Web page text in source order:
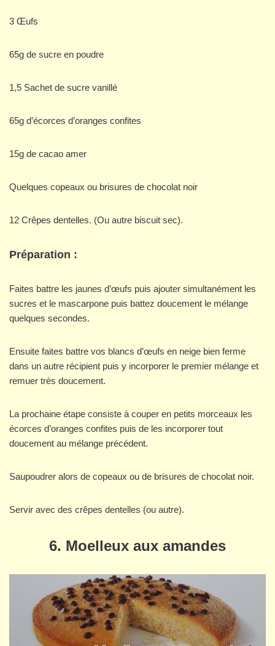
3 Œufs
65g de sucre en poudre
1,5 Sachet de sucre vanillé
65g d’écorces d’oranges confites
15g de cacao amer
Quelques copeaux ou brisures de chocolat noir
12 Crêpes dentelles. (Ou autre biscuit sec).
Préparation :
Faites battre les jaunes d’œufs puis ajouter simultanément les
sucres et le mascarpone puis battez doucement le mélange
quelques secondes.
Ensuite faites battre vos blancs d’œufs en neige bien ferme
dans un autre récipient puis y incorporer le premier mélange et
remuer très doucement.
La prochaine étape consiste à couper en petits morceaux les
écorces d’oranges confites puis de les incorporer tout
doucement au mélange précédent.
Saupoudrer alors de copeaux ou de brisures de chocolat noir.
Servir avec des crêpes dentelles (ou autre).
6. Moelleux aux amandes